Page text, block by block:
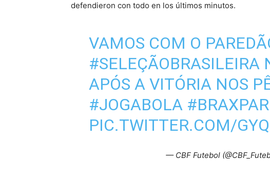
defendieron con todo en los últimos minutos.
VAMOS COM O
#SELEÇÃOBRASILEIRA
APÓS A VITÓRIA NOS
#JOGABOLA #BRAXPAR
PIC.TWITTER.COM/
— CBF Futebol